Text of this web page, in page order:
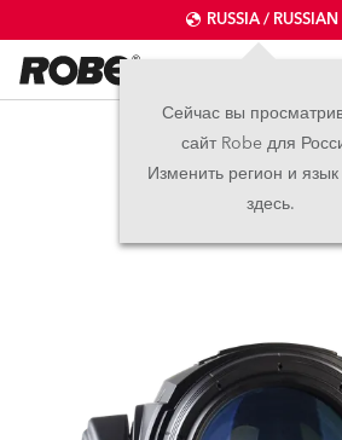
RUSSIA / RUSSIAN
Сейчас вы
сайт Robe для
Изменить регион и
здесь.
BMFL™
прекращено